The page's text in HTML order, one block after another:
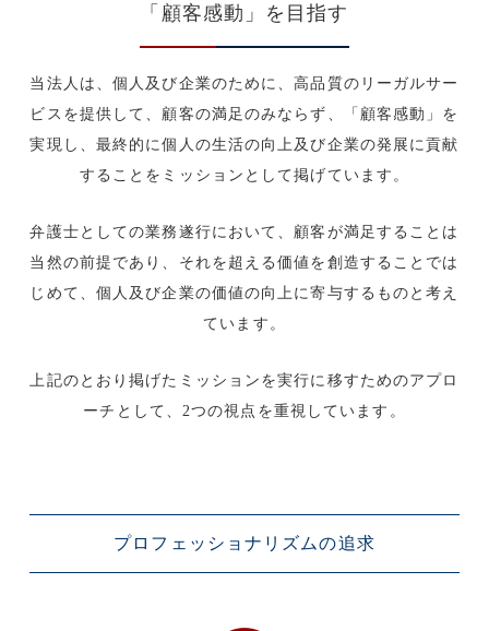
「顧客感動」を目指す
当法人は、個人及び企業のために、高品質のリーガルサー
ビスを提供して、顧客の満足のみならず、「顧客感動」を
実現し、最終的に個人の生活の向上及び企業の発展に貢献
することをミッションとして掲げています。
弁護士としての業務遂行において、顧客が満足することは
当然の前提であり、それを超える価値を創造することでは
じめて、個人及び企業の価値の向上に寄与するものと考え
ています。
上記のとおり掲げたミッションを実行に移すためのアプロ
ーチとして、2つの視点を重視しています。
プロフェッショナリズムの追求